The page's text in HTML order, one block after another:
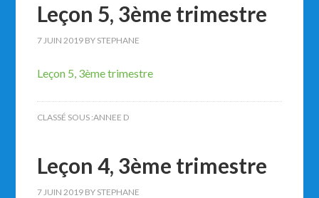
Leçon 5, 3ème trimestre
7 JUIN 2019 BY STEPHANE
Leçon 5, 3ème trimestre
CLASSÉ SOUS :ANNEE D
Leçon 4, 3ème trimestre
7 JUIN 2019 BY STEPHANE